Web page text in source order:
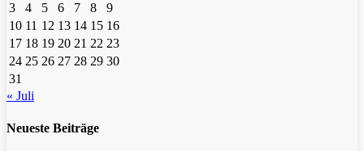
3
4 5 6 7 8
9
10 11 12 13 14 15 16
17 18 19 20 21 22 23
24 25 26 27 28 29 30
31
« Juli
Neueste Beiträge